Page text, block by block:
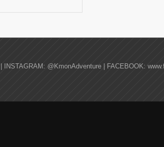
INSTAGRAM: @KmonAdventure | FACEBOOK: